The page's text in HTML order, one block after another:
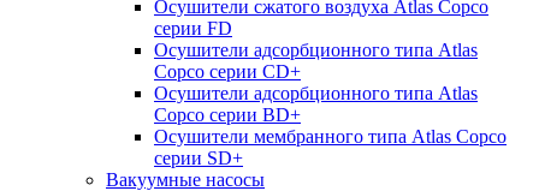
Осушители сжатого воздуха Atlas Copco
серии FD
Осушители адсорбционного типа Atlas
Copco серии СD+
Осушители адсорбционного типа Atlas
Copco серии BD+
Осушители мембранного типа Atlas Copco
серии SD+
Вакуумные насосы